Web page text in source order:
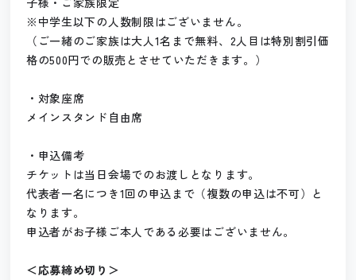
※中学生以下の人数制限はございません。
（ご一緒のご家族は大人1名まで無料、2人目は特別割引価
格の500円での販売とさせていただきます。）
・対象座席
メインスタンド自由席
・申込備考
チケットは当日会場でのお渡しとなります。
代表者一名につき1回の申込まで（複数の申込は不可）と
なります。
申込者がお子様ご本人である必要はございません。
＜応募締め切り＞